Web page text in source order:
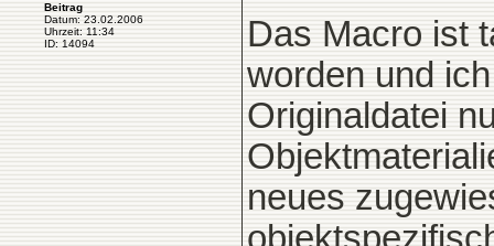
Beitrag
Datum: 23.02.2006
Uhrzeit: 11:34
ID: 14094
Das Macro ist
worden und
Originaldatei
neues